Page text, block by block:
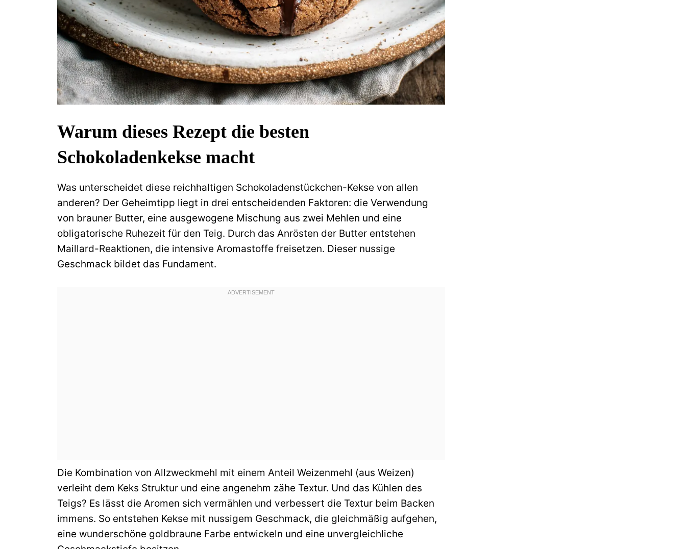
Warum dieses Rezept die besten
Schokoladenkekse macht
Was unterscheidet diese reichhaltigen Schokoladenstückchen-Kekse von allen
anderen? Der Geheimtipp liegt in drei entscheidenden Faktoren: die Verwendung
von brauner Butter, eine ausgewogene Mischung aus zwei Mehlen und eine
obligatorische Ruhezeit für den Teig. Durch das Anrösten der Butter entstehen
Maillard-Reaktionen, die intensive Aromastoffe freisetzen. Dieser nussige
Geschmack bildet das Fundament.
Die Kombination von Allzweckmehl mit einem Anteil Weizenmehl (aus Weizen)
verleiht dem Keks Struktur und eine angenehm zähe Textur. Und das Kühlen des
Teigs? Es lässt die Aromen sich vermählen und verbessert die Textur beim Backen
immens. So entstehen Kekse mit nussigem Geschmack, die gleichmäßig aufgehen,
eine wunderschöne goldbraune Farbe entwickeln und eine unvergleichliche